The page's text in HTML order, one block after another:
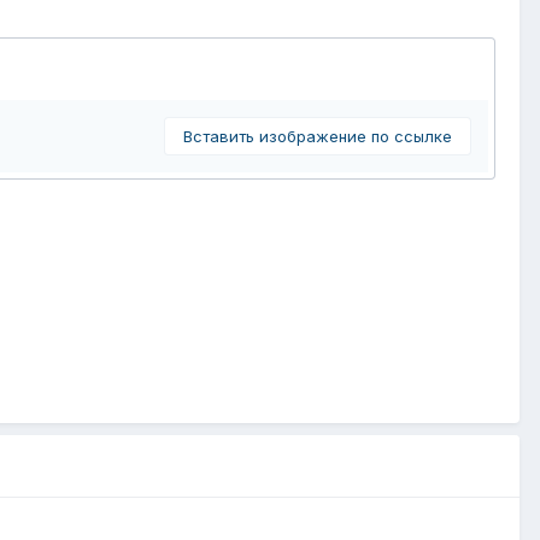
Вставить изображение по ссылке